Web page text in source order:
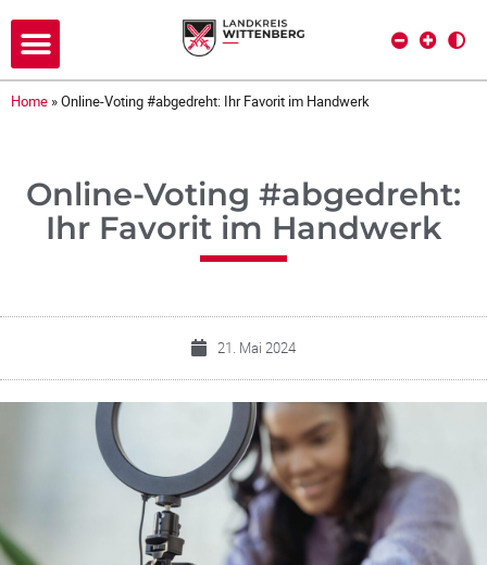
Home »Online-Voting #abgedreht: Ihr Favorit im Handwerk
Online-Voting #abgedreht:
Ihr Favorit im Handwerk
21. Mai 2024